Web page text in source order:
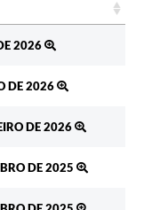
2026
DE 2026
DE 2026
DE 2025